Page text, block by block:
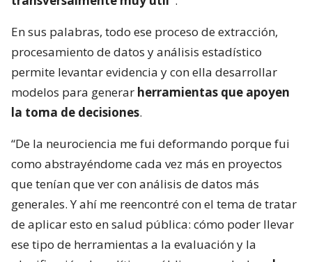
En sus palabras, todo ese proceso de extracción,
procesamiento de datos y análisis estadístico
permite levantar evidencia y con ella desarrollar
modelos para generar herramientas que apoyen
la toma de decisiones.
“De la neurociencia me fui deformando porque fui
como abstrayéndome cada vez más en proyectos
que tenían que ver con análisis de datos más
generales. Y ahí me reencontré con el tema de tratar
de aplicar esto en salud pública: cómo poder llevar
ese tipo de herramientas a la evaluación y la